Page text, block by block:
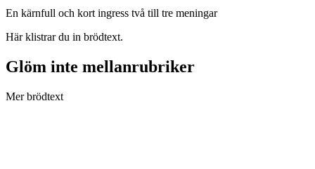
En kärnfull och kort ingress två till tre meningar
Här klistrar du in brödtext.
Glöm inte mellanrubriker
Mer brödtext